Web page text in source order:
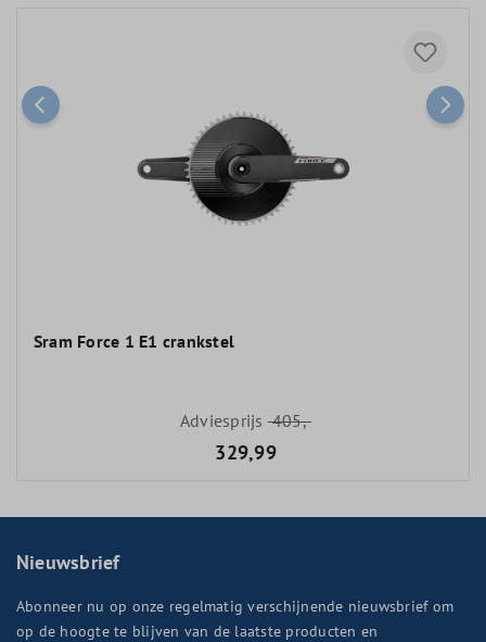
Sram Force 1 E1 crankstel
Adviesprijs405,-
329,99
Nieuwsbrief
Abonneer nu op onze regelmatig verschijnende nieuwsbrief om
op de hoogte te blijven van de laatste producten en